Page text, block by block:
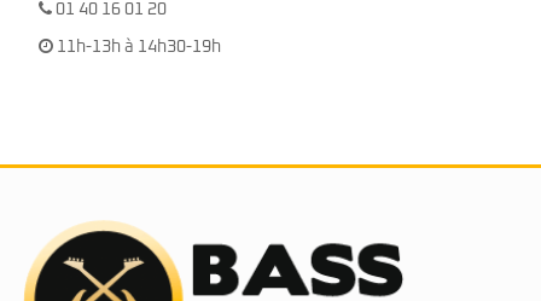
01 40 16 01 20
11h-13h à 14h30-19h